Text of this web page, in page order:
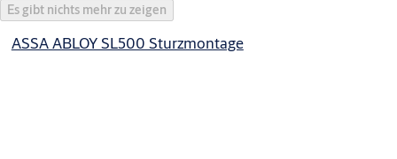
Es gibt nichts mehr zu zeigen
ASSA ABLOY SL500 Sturzmontage